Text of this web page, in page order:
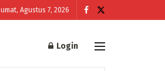
Jumat, Agustus 7, 2026
Login